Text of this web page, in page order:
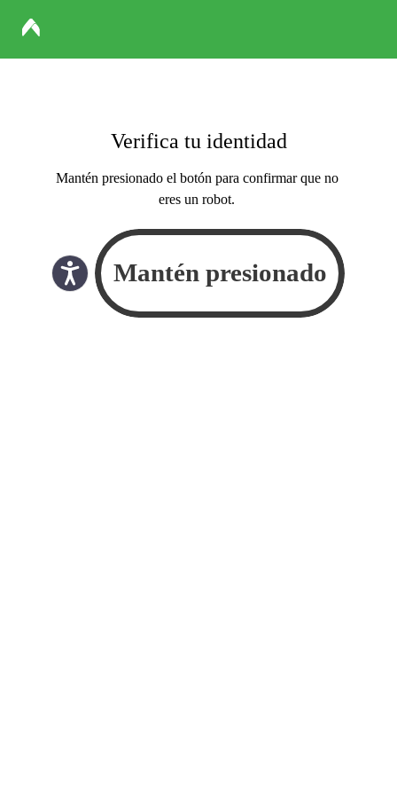
Verifica tu identidad
Mantén presionado el botón para confirmar que no
eres un robot.